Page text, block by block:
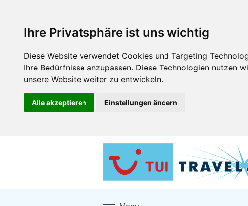
Ihre Privatsphäre ist uns wichtig
Diese Website verwendet Cookies und Targeting
Ihre Bedürfnisse anzupassen. Diese Technologien nutzen
unsere Website weiter zu entwickeln.
Alle akzeptieren Einstellungen ändern